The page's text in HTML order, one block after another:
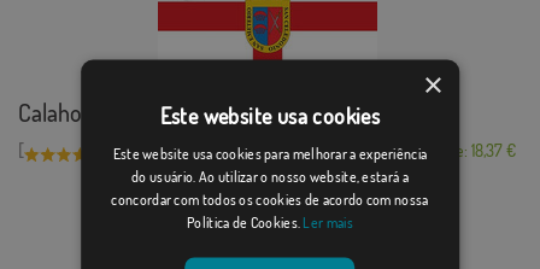
Calahorra
[ (1)] Desde: 18,37 €
×
Este website usa cookies
Este website usa cookies para melhorar a experiência
do usuário. Ao utilizar o nosso website, estará a
concordar com todos os cookies de acordo com nossa
Política de Cookies. Ler mais